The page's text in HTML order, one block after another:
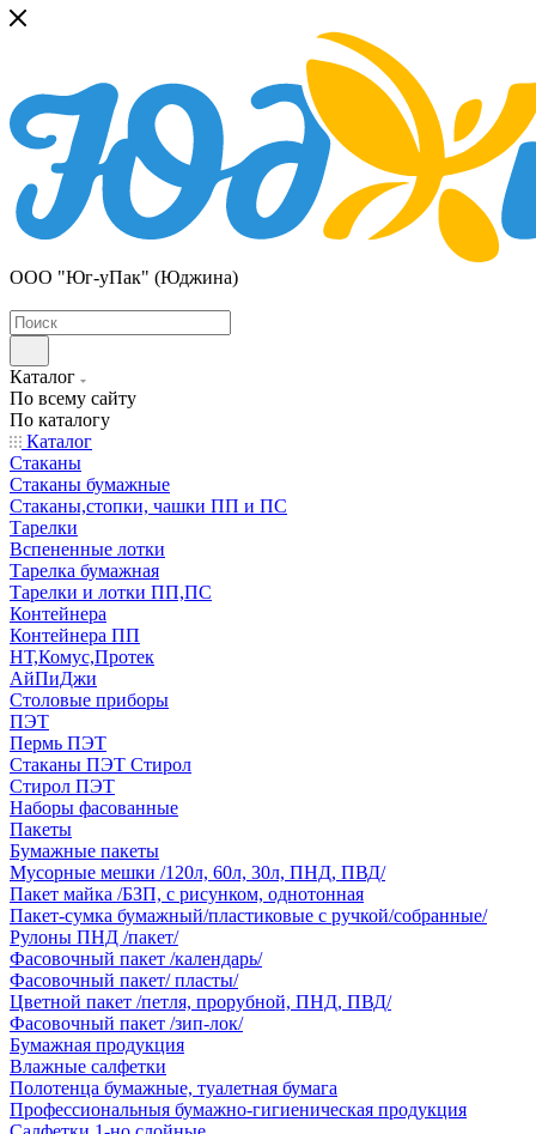
ООО "Юг-уПак" (Юджина)
Каталог
По всему сайту
По каталогу
Каталог
Стаканы
Стаканы бумажные
Стаканы,стопки, чашки ПП и ПС
Тарелки
Вспененные лотки
Тарелка бумажная
Тарелки и лотки ПП,ПС
Контейнера
Контейнера ПП
НТ,Комус,Протек
АйПиДжи
Столовые приборы
ПЭТ
Пермь ПЭТ
Стаканы ПЭТ Стирол
Стирол ПЭТ
Наборы фасованные
Пакеты
Бумажные пакеты
Мусорные мешки /120л, 60л, 30л, ПНД, ПВД/
Пакет майка /БЗП, с рисунком, однотонная
Пакет-сумка бумажный/пластиковые с ручкой/собранные/
Рулоны ПНД /пакет/
Фасовочный пакет /календарь/
Фасовочный пакет/ пласты/
Цветной пакет /петля, прорубной, ПНД, ПВД/
Фасовочный пакет /зип-лок/
Бумажная продукция
Влажные салфетки
Полотенца бумажные, туалетная бумага
Профессиональныя бумажно-гигиеническая продукция